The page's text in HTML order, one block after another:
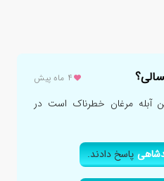
۴ ماه پیش
آبله مرغان خطرناک است در
پاسخ دادند.